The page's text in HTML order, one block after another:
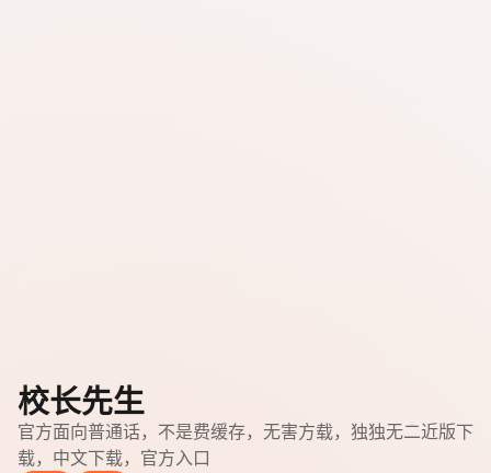
校长先生
官方面向普通话，不是费缓存，无害方载，独独无二近版下
载，中文下载，官方入口